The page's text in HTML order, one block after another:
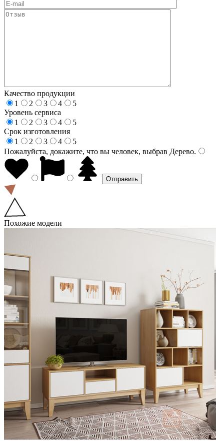
Качество продукции
1
2 3 4
5
Уровень сервиса
1
2 3 4
5
Срок изготовления
1
2 3 4
5
Пожалуйста, докажите, что вы человек, выбрав Дерево.
Похожие модели